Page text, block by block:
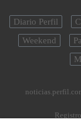
Diario Perfil
Weekend